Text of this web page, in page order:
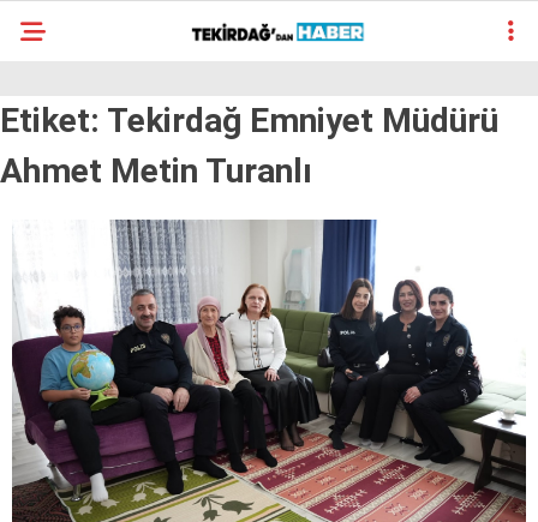
30.9
GALERİ VİDEO YAZARLAR
ALT MANŞET
Etiket: Tekirdağ Emniyet Müdürü
Ahmet Metin Turanlı